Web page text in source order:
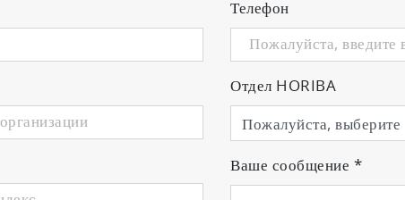
Телефон
Отдел HORIBA
Ваше сообщение *